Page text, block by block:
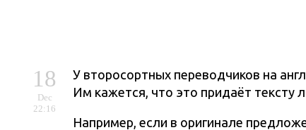
18
Dec
22:16
У второсортных переводчиков на
Им кажется, что это придаёт тексту
Например, если в оригинале